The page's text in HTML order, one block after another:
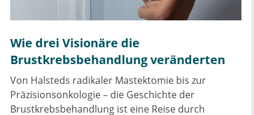
Wie drei Visionäre die
Brustkrebsbehandlung veränderten
Von Halsteds radikaler Mastektomie bis zur
Präzisionsonkologie – die Geschichte der
Brustkrebsbehandlung ist eine Reise durch